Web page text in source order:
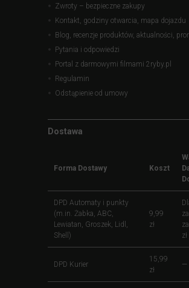
Zwroty – bezpieczne zakupy
Kontakt, godziny otwarcia, mapa dojazdu
Blog, recenzje produktów, aktualności,
Pytania i odpowiedzi
Portal z darmowymi filmami 2ryby.pl
Regulamin
Odstąpienie od umowy
Dostawa
Forma Dostawy Koszt
DPD Automaty i punkty
(m.in. Żabka, ABC,
Lewiatan, Groszek, Lidl,
Shell)
9,99
zł
zł
DPD Kurier
15,99
zł
—